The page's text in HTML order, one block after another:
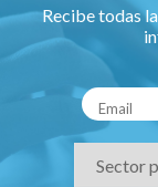
Recibe todas